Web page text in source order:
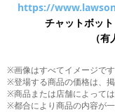
https://
チャットボッ
（
※画像はすべてイメージです
※登場する商品の価格は、
※商品または店舗によって
※都合により商品の内容が